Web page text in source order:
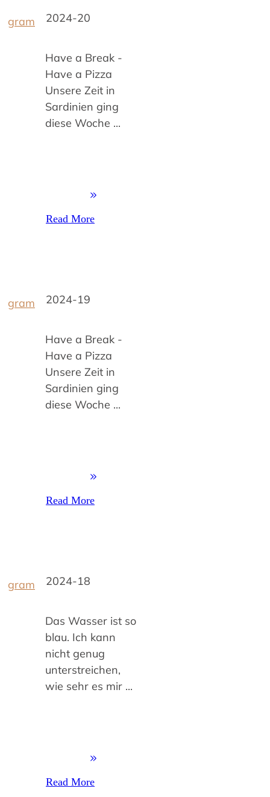
gram 2024-20
Have a Break -
Have a Pizza
Unsere Zeit in
Sardinien ging
diese Woche ...
Read More
gram 2024-19
Have a Break -
Have a Pizza
Unsere Zeit in
Sardinien ging
diese Woche ...
Read More
gram 2024-18
Das Wasser ist so
blau. Ich kann
nicht genug
unterstreichen,
wie sehr es mir ...
Read More